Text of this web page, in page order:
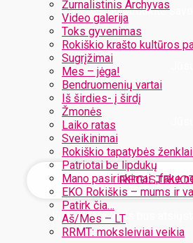
Žurnalistinis Archyvas
Video galerija
Toks gyvenimas
Rokiškio krašto kultūros
Sugrįžimai
Mes – jėga!
Bendruomenių vartai
Iš širdies- į širdį
Žmonės
Laiko ratas
Sveikinimai
Rokiškio tapatybės
Patriotai be lipdukų
Mano pasirinkimai: „fake
EKO Rokiškis – mums ir
Patirk čia…
Aš/Mes – LT
RRMT: moksleiviai veikia
Užregistruokite savo
Jūsų slaptažodis bus